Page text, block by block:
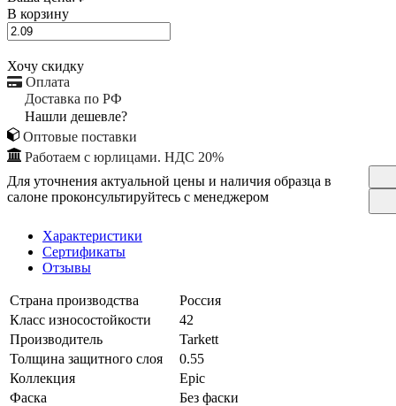
В корзину
Хочу скидку
Оплата
Доставка по РФ
Нашли дешевле?
Оптовые поставки
Работаем с юрлицами. НДС 20%
Для уточнения актуальной цены и наличия образца в
салоне проконсультируйтесь с менеджером
Характеристики
Сертификаты
Отзывы
Страна производства
Россия
Класс износостойкости
42
Производитель
Tarkett
Толщина защитного слоя
0.55
Коллекция
Epic
Фаска
Без фаски